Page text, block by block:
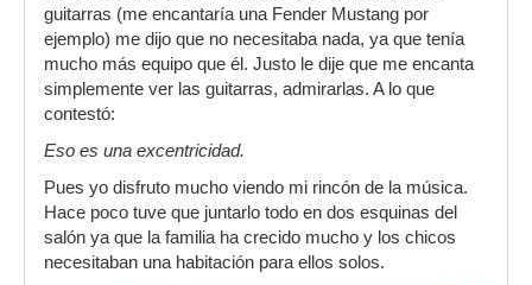
guitarras (me encantaría una Fender Mustang por
ejemplo) me dijo que no necesitaba nada, ya que tenía
mucho más equipo que él. Justo le dije que me encanta
simplemente ver las guitarras, admirarlas. A lo que
contestó:
Eso es una excentricidad.
Pues yo disfruto mucho viendo mi rincón de la música.
Hace poco tuve que juntarlo todo en dos esquinas del
salón ya que la familia ha crecido mucho y los chicos
necesitaban una habitación para ellos solos.